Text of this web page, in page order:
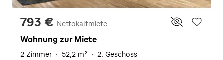
793 € Nettokaltmiete
Wohnung zur Miete
2 Zimmer · 52,2 m² · 2. Geschoss